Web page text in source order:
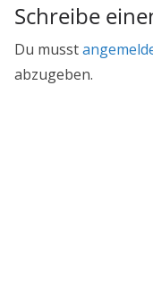
Schreibe
Du musst
abzugeben.